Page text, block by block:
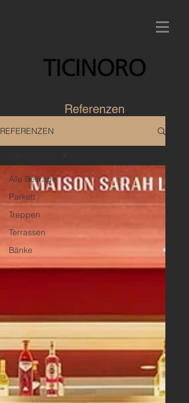
Referenzen
REFERENZEN
Alle Beiträge
Parkett
Treppen
Terrassen
Bänke